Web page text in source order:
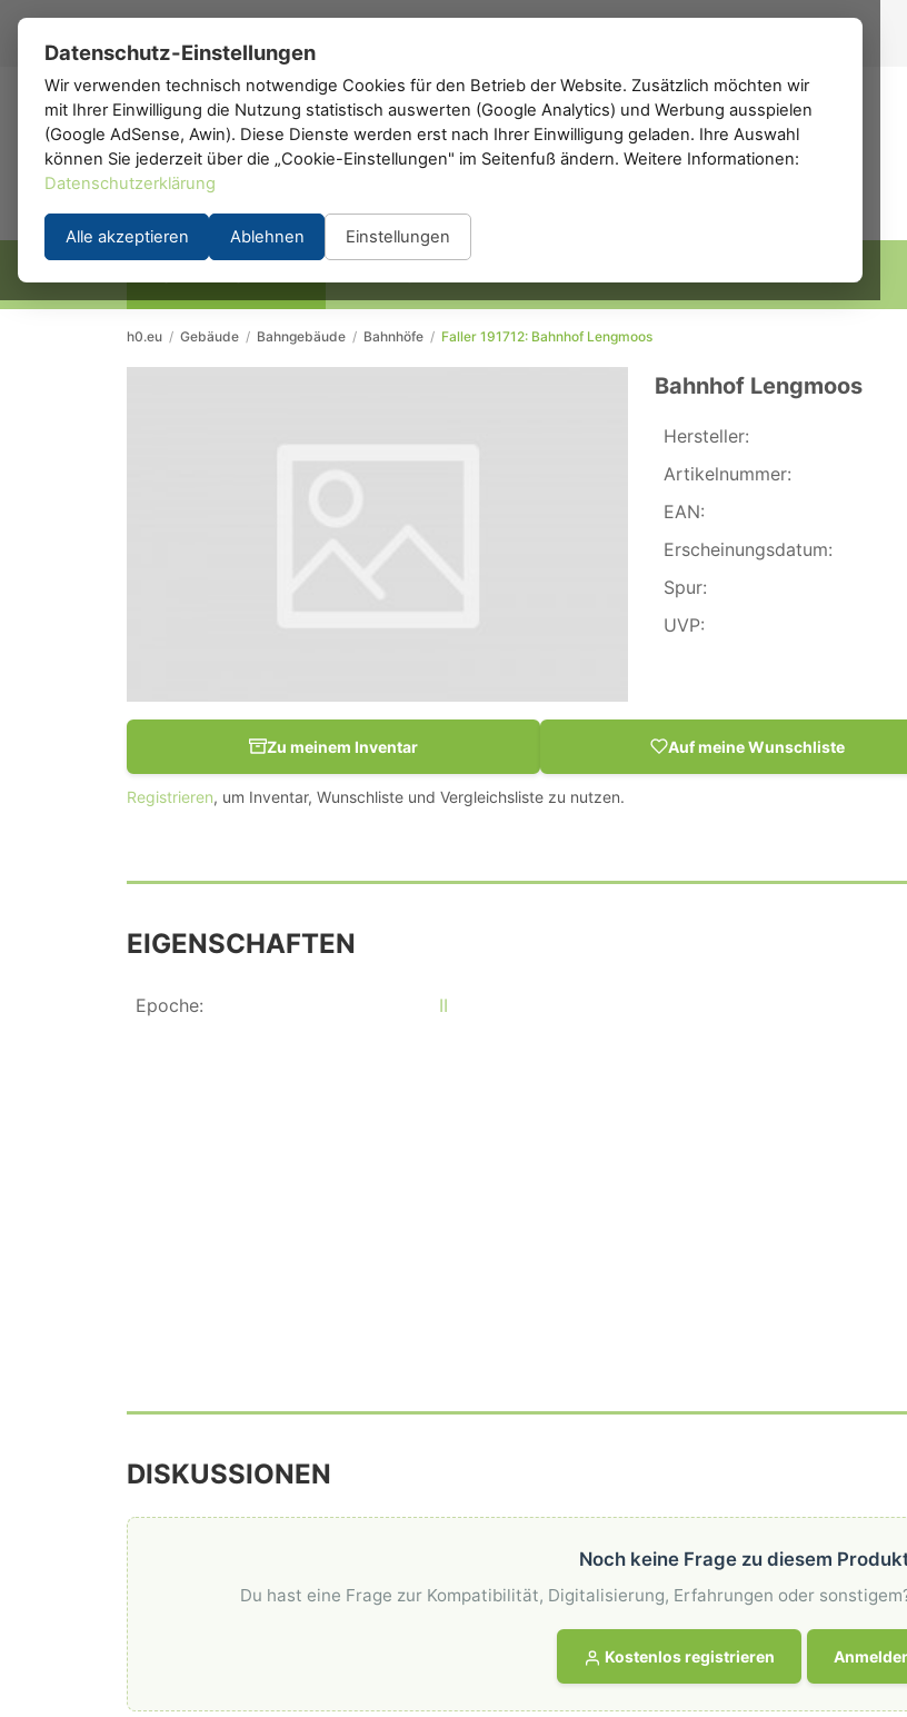
h0 .de
FORUM
h0.eu / Gebäude / Bahngebäude / Bahnhöfe / Faller 191712: Bahnhof Lengmoos
Bahnhof Lengmoos
Hersteller:
Artikelnummer:
EAN:
Erscheinungsdatum:
Spur:
UVP:
Zu meinem Inventar Auf meine Wunschliste
Registrieren, um Inventar, Wunschliste und Vergleichsliste zu nutzen.
EIGENSCHAFTEN
Epoche: II
DISKUSSIONEN
Noch keine Frage zu diesem
Du hast eine Frage zur Kompatibilität, Digitalisierung, Erfahrungen oder
Kostenlos registrieren
Datenschutz-Einstellungen
Wir verwenden technisch notwendige Cookies für den Betrieb der Website. Zusätzlich möchten wir
mit Ihrer Einwilligung die Nutzung statistisch auswerten (Google Analytics) und Werbung ausspielen
(Google AdSense, Awin). Diese Dienste werden erst nach Ihrer Einwilligung geladen. Ihre Auswahl
können Sie jederzeit über die „Cookie-Einstellungen" im Seitenfuß ändern. Weitere Informationen:
Datenschutzerklärung
Alle akzeptieren Ablehnen Einstellungen